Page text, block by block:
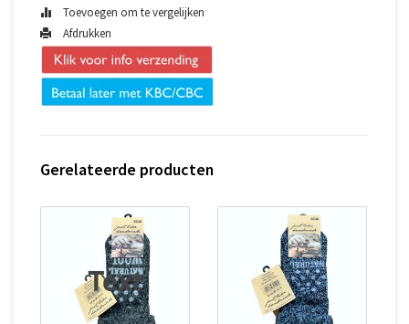
Toevoegen om te vergelijken
Afdrukken
Gerelateerde producten